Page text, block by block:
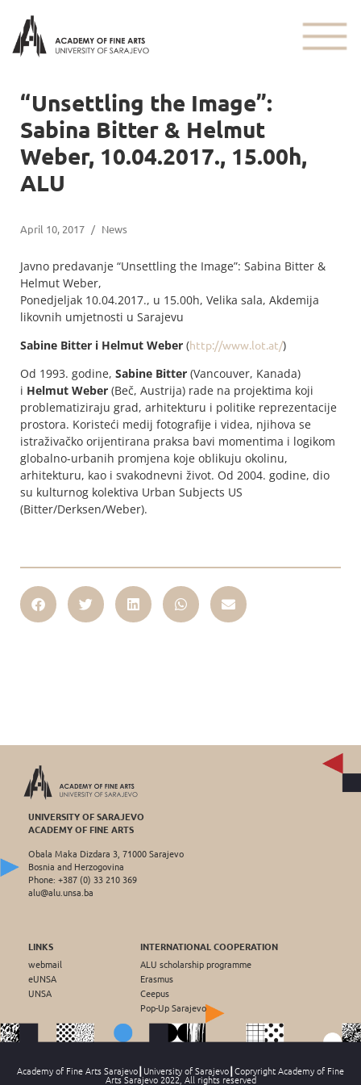
“Unsettling the Image”:
Sabina Bitter & Helmut
Weber, 10.04.2017., 15.00h,
ALU
April 10, 2017 / News
Javno predavanje “Unsettling the Image”: Sabina Bitter &
Helmut Weber,
Ponedjeljak 10.04.2017., u 15.00h, Velika sala, Akdemija
likovnih umjetnosti u Sarajevu
Sabine Bitter i Helmut Weber (http://www.lot.at/)
Od 1993. godine, Sabine Bitter (Vancouver, Kanada)
i Helmut Weber (Beč, Austrija) rade na projektima koji
problematiziraju grad, arhitekturu i politike reprezentacije
prostora. Koristeći medij fotografije i videa, njihova se
istraživačko orijentirana praksa bavi momentima i logikom
globalno-urbanih promjena koje oblikuju okolinu,
arhitekturu, kao i svakodnevni život. Od 2004. godine, dio
su kulturnog kolektiva Urban Subjects US
(Bitter/Derksen/Weber).
UNIVERSITY OF SARAJEVO
ACADEMY OF FINE ARTS
Obala Maka Dizdara 3, 71000 Sarajevo
Bosnia and Herzogovina
Phone: +387 (0) 33 210 369
alu@alu.unsa.ba
LINKS
webmail
eUNSA
UNSA
INTERNATIONAL COOPERATION
ALU scholarship programme
Erasmus
Ceepus
Pop-Up Sarajevo
Academy of Fine Arts Sarajevo┃University of Sarajevo┃Copryright Academy of Fine
Arts Sarajevo 2022, All rights reserved